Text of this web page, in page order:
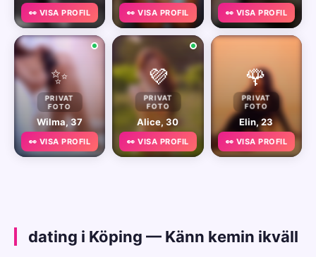
👀 VISA PROFIL 👀 VISA PROFIL 👀 VISA PROFIL
✨
PRIVAT
FOTO
Wilma, 37
👀 VISA PROFIL
💜
PRIVAT
FOTO
Alice, 30
👀 VISA PROFIL
🌹
PRIVAT
FOTO
Elin, 23
👀 VISA PROFIL
dating i Köping — Känn kemin ikväll